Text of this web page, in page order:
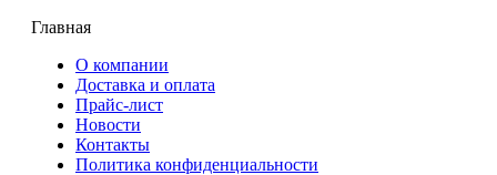
Главная
О компании
Доставка и оплата
Прайс-лист
Новости
Контакты
Политика конфиденциальности